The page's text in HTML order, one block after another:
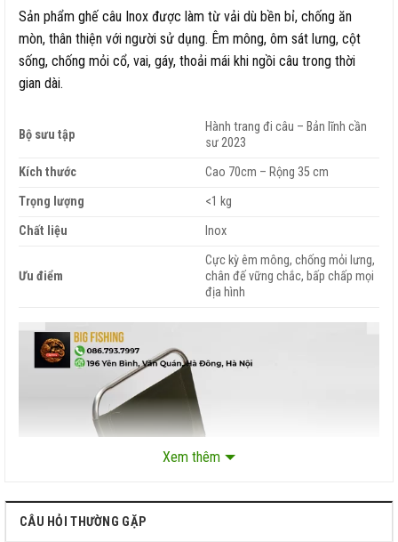
Sản phẩm ghế câu Inox được làm từ vải dù bền bỉ, chống ăn
mòn, thân thiện với người sử dụng. Êm mông, ôm sát lưng, cột
sống, chống mỏi cổ, vai, gáy, thoải mái khi ngồi câu trong thời
gian dài.
Bộ sưu tập
Hành trang đi câu – Bản lĩnh cần
sư 2023
Kích thước
Cao 70cm – Rộng 35 cm
Trọng lượng
<1 kg
Chất liệu
Inox
Ưu điểm
Cực kỳ êm mông, chống mỏi lưng,
chân đế vững chắc, bấp chấp mọi
địa hình
Xem thêm
CÂU HỎI THƯỜNG GẶP